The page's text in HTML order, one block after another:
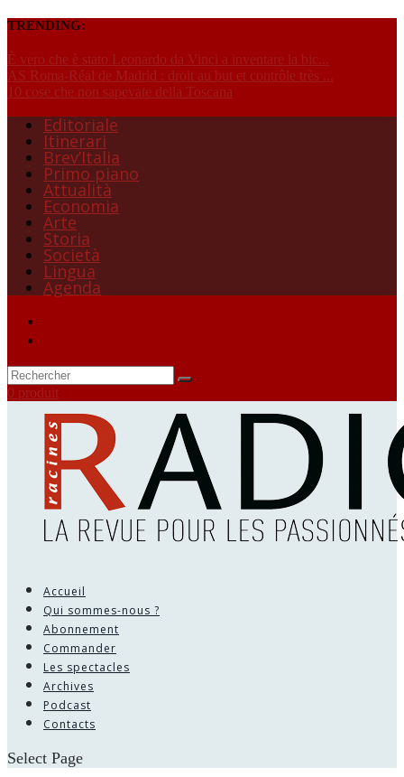
TRENDING:
È vero che è stato Leonardo da Vinci a inventare la bic...
AS Roma-Réal de Madrid : droit au but et contrôle très ...
10 cose che non sapevate della Toscana
Editoriale
Itinerari
Brev’Italia
Primo piano
Attualità
Economia
Arte
Storia
Società
Lingua
Agenda
0 produit
Accueil
Qui sommes-nous ?
Abonnement
Commander
Les spectacles
Archives
Podcast
Contacts
Select Page